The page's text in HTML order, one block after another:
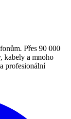
Přes 90 000
kabely a mnoho
profesionální